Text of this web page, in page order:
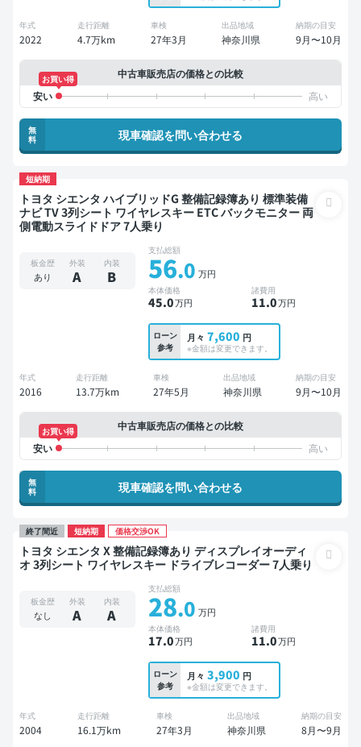
年式
2022
走行距離
4.7万km
車検
27年3月
出品地域
神奈川県
納期の目安
9月〜10月
中古車販売店の価格との比較
お買い得
無
料
現車確認を問い合わせる
短納期
トヨタ シエンタ ハイブリッドG 整備記録簿あり 標準装備
ナビ TV 3列シート ワイヤレスキー ETC バックモニター 両
側電動スライドドア 7人乗り
板金歴
あり
外装
A
内装
B
支払総額
56.0 万円
本体価格
45.0万円
諸費用
11.0万円
ローン
参考
月々 7,600 円
※金額は変更できます。
年式
2016
走行距離
13.7万km
車検
27年5月
出品地域
神奈川県
納期の目安
9月〜10月
中古車販売店の価格との比較
お買い得
無
料
現車確認を問い合わせる
終了間近 短納期 価格交渉OK
トヨタ シエンタ X 整備記録簿あり ディスプレイオーディ
オ 3列シート ワイヤレスキー ドライブレコーダー 7人乗り
板金歴
なし
外装
A
内装
A
支払総額
28.0 万円
本体価格
17.0万円
諸費用
11.0万円
ローン
参考
月々 3,900 円
※金額は変更できます。
年式
2004
走行距離
16.1万km
車検
27年3月
出品地域
神奈川県
納期の目安
8月〜9月